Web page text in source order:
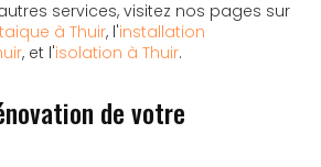
services, visitez nos pages sur
à Thuir, l'installation
, et l'isolation à Thuir.
de votre